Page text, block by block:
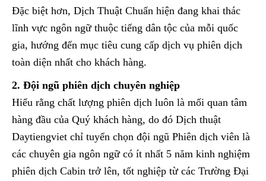
Đặc biệt hơn, Dịch Thuật Chuẩn hiện đang khai thác
lĩnh vực ngôn ngữ thuộc tiếng dân tộc của mỗi quốc
gia, hướng đến mục tiêu cung cấp dịch vụ phiên dịch
toàn diện nhất cho khách hàng.
2. Đội ngũ phiên dịch chuyên nghiệp
Hiểu rằng chất lượng phiên dịch luôn là mối quan tâm
hàng đầu của Quý khách hàng, do đó Dịch thuật
Daytiengviet chỉ tuyển chọn đội ngũ Phiên dịch viên là
các chuyên gia ngôn ngữ có ít nhất 5 năm kinh nghiệm
phiên dịch Cabin trở lên, tốt nghiệp từ các Trường Đại